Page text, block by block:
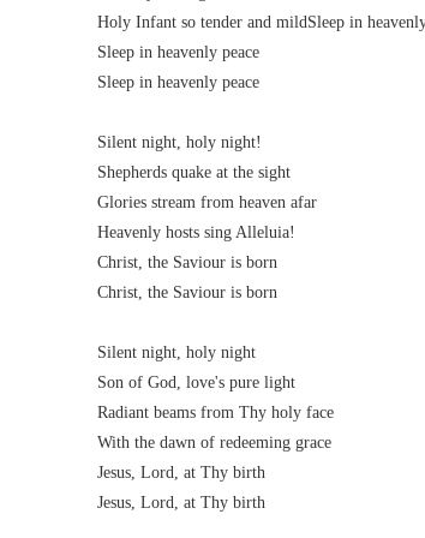
Holy Infant so tender and mildSleep in
Sleep in heavenly peace
Sleep in heavenly peace
Silent night, holy night!
Shepherds quake at the sight
Glories stream from heaven afar
Heavenly hosts sing Alleluia!
Christ, the Saviour is born
Christ, the Saviour is born
Silent night, holy night
Son of God, love's pure light
Radiant beams from Thy holy face
With the dawn of redeeming grace
Jesus, Lord, at Thy birth
Jesus, Lord, at Thy birth